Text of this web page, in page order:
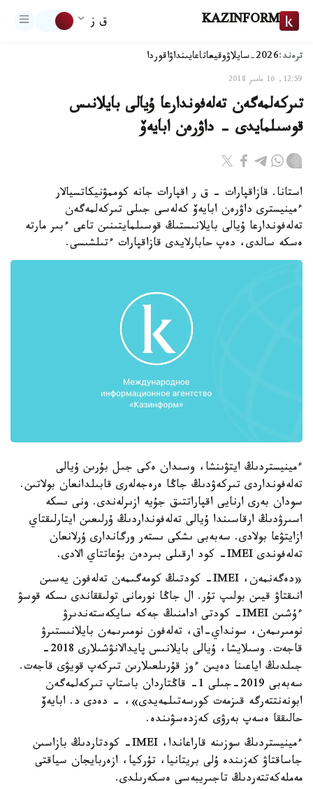
KAZINFORM ق ز
ترەند:2026-سايلاۋ وقيعاتاعايىنداۋاقوردا
12:59, 16 مامىر 2018
تىركەلمەگەن تەلەفوندارعا ۇيالى بايلانىس
قوسىلمايدى - داۋرەن ابايەۆ
استانا. قازاقپارات - ق ر اقپارات جانە كوممۋنيكاتسيالار
ءمينيسترى داۋرەن ابايەۆ كەلەسى جىلى تىركەلمەگەن
تەلەفوندارعا ۇيالى بايلانىستىڭ قوسىلمايتىنىن تاعى ءبىر مارتە
ەسكە سالدى، دەپ حابارلايدى قازاقپارات ءتىلشىسى.
ءمينيستردىڭ ايتۋىنشا، وسىدان ەكى جىل بۇرىن ۇيالى
تەلەفونداردى تىركەۋدىڭ جاڭا ەرەجەلەرى قابىلدانعان بولاتىن.
سودان بەرى ارنايى اقپاراتتىق جۇيە ازىرلەندى. ونى ىسكە
اسىرۋدىڭ ارقاسىندا ۇيالى تەلەفونداردىڭ ۇرلىعىن ايتارلىقتاي
ازايتۋعا بولادى. سەبەبى ىشكى ىستەر ورگاندارى ۇرلانعان
تەلەفوندى IMEI- كود ارقىلى بىردەن بۇعاتتاي الادى.
«دەگەنمەن، IMEI- كودتىڭ كومەگىمەن تەلەفون يەسىن
انىقتاۋ قيىن بولىپ تۇر. ال جاڭا نورمانى تولىققاندى ىسكە قوسۋ
ءۇشىن IMEI- كودتى ادامنىڭ جەكە سايكەستەندىرۋ
نومىرىمەن، سونداي-اق، تەلەفون نومىرىمەن بايلانىستىرۋ
قاجەت. وسىلايشا، ۇيالى بايلانىس پايدالانۋشىلارى 2018-
جىلدىڭ اياعىنا دەيىن ءوز قۇرىلعىلارىن تىركەپ قويۋى قاجەت.
سەبەبى 2019-جىلى 1- قاڭتاردان باستاپ تىركەلمەگەن
ابونەنتتەرگە قىزمەت كورسەتىلمەيدى»، - دەدى د. ابايەۆ
حالىققا ەسەپ بەرۋى كەزدەسۋىندە.
ءمينيستردىڭ سوزىنە قاراعاندا، IMEI- كودتاردىڭ بازاسىن
جاساقتاۋ كەزىندە ۇلى بريتانيا، تۇركيا، ازەربايجان سياقتى
مەملەكەتتەردىڭ تاجىريبەسى ەسكەرىلدى.